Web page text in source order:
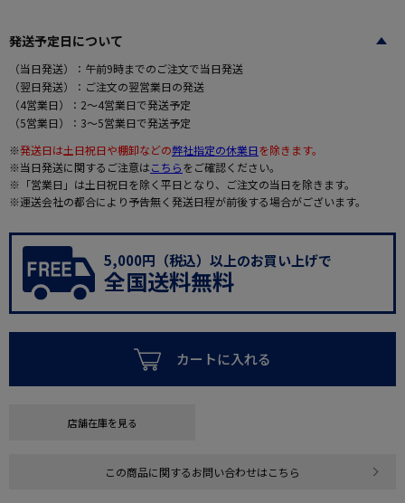
発送予定日について
（当日発送）：午前9時までのご注文で当日発送
（翌日発送）：ご注文の翌営業日の発送
（4営業日）：2～4営業日で発送予定
（5営業日）：3～5営業日で発送予定
※発送日は土日祝日や棚卸などの弊社指定の休業日を除きます。
※当日発送に関するご注意はこちらをご確認ください。
※「営業日」は土日祝日を除く平日となり、ご注文の当日を除きます。
※運送会社の都合により予告無く発送日程が前後する場合がございます。
5,000円（税込）以上のお買い上げで
全国送料無料
カートに入れる
店舗在庫を見る
この商品に関するお問い合わせはこちら